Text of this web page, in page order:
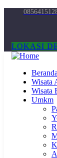
LOKASI
Beranda
Wisata
Wisata
Umkm